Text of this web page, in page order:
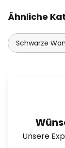
Ähnliche
Schwarze
Unsere